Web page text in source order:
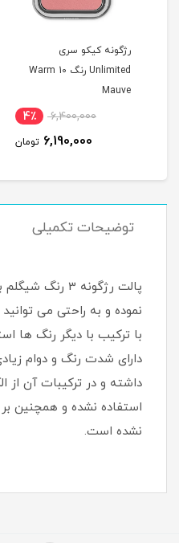
رژگونه کیکو سری
Unlimited رنگ 10 Warm
Mauve
6,400,000 4٪
6,190,000 تومان
توضیحات تکمیلی
پالت رژگونه 3
نموده و به راحتی می
با ترکیب با دیگر رنگ ها
دارای شدت رنگ و دوام
داشته و در ترکیبات آن از
استفاده نشده و همچنین
نشده است.